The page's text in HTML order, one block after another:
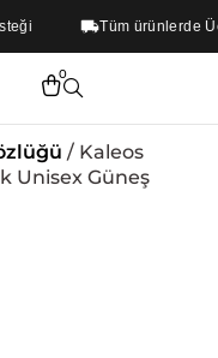
Tüm ürünlerde
0
/ Kaleos
Unisex Güneş